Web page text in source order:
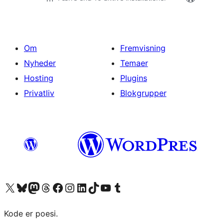
Om
Nyheder
Hosting
Privatliv
Fremvisning
Temaer
Plugins
Blokgrupper
Besøg vores X (tidligere Twitter) konto
Besøg vores Bluesky-konto
Besøg vores Mastodon konto
Besøg vores Threads-konto
Besøg vores Facebook sideBesøg vores Instagram konto
Besøg vores LinkedIn konto
Besøg vores TikTok-konto
Besøg vores YouTube-kanalBesøg vores Tumblr-konto
Kode er poesi.